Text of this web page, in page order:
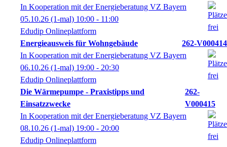
In Kooperation mit der Energieberatung VZ Bayern
05.10.26 (1-mal) 10:00 - 11:00
Edudip Onlineplattform
Energieausweis für Wohngebäude
262-V000414
In Kooperation mit der Energieberatung VZ Bayern
06.10.26 (1-mal) 19:00 - 20:30
Edudip Onlineplattform
Die Wärmepumpe - Praxistipps und
Einsatzzwecke
262-
V000415
In Kooperation mit der Energieberatung VZ Bayern
08.10.26 (1-mal) 19:00 - 20:00
Edudip Onlineplattform